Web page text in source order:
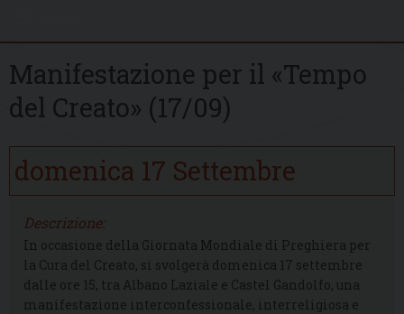
Manifestazione per il «Tempo
del Creato» (17/09)
domenica 17 Settembre
Descrizione:
In occasione della Giornata Mondiale di Preghiera per
la Cura del Creato, si svolgerà domenica 17 settembre
dalle ore 15, tra Albano Laziale e Castel Gandolfo, una
manifestazione interconfessionale, interreligiosa e